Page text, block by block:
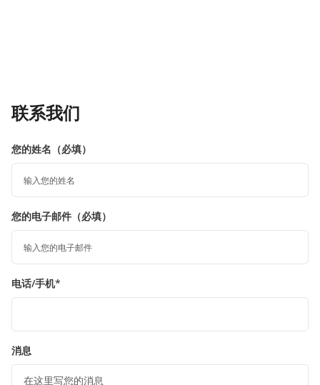
联系我们
您的姓名（必填）
您的电子邮件（必填）
电话/手机*
消息